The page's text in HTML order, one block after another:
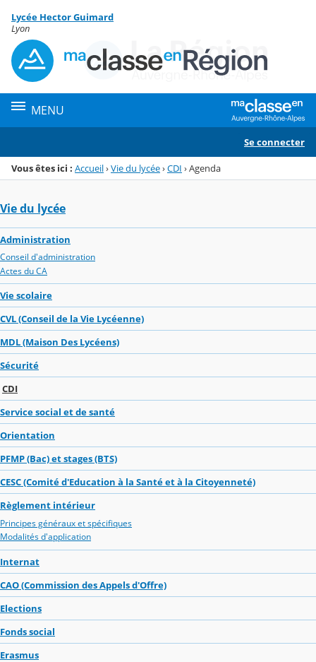
Menu de la rubrique
Contenu
Lycée Hector Guimard
Lyon
MENU
Se connecter
Vous êtes ici : Accueil›Vie du lycée›CDI ›Agenda
Vie du lycée
Administration
Conseil d'administration
Actes du CA
Vie scolaire
CVL (Conseil de la Vie Lycéenne)
MDL (Maison Des Lycéens)
Sécurité
CDI
Service social et de santé
Orientation
PFMP (Bac) et stages (BTS)
CESC (Comité d'Education à la Santé et à la Citoyenneté)
Règlement intérieur
Principes généraux et spécifiques
Modalités d'application
Internat
CAO (Commission des Appels d'Offre)
Elections
Fonds social
Erasmus